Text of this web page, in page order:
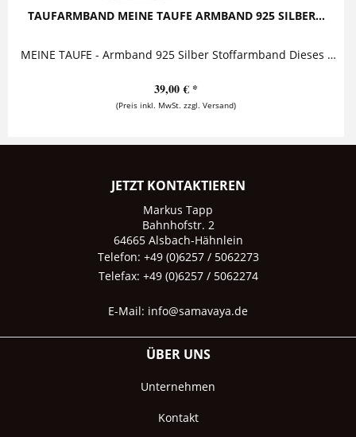
TAUFARMBAND MEINE TAUFE ARMBAND 925 SILBER...
MEINE TAUFE - Armband 925 Silber Stoffarmband Dieses niedliche Armband zur Taufe besteht aus einem personalisierten Anhänger an einem Armband...
39,00 € *
(Preis inkl. MwSt. zzgl. Versand)
JETZT KONTAKTIEREN
Markus Tapp
Bahnhofstr. 2
64665 Alsbach-Hähnlein
Telefon: +49 (0)6257 / 5062273
Telefax: +49 (0)6257 / 5062274
E-Mail: info@samavaya.de
ÜBER UNS
Unternehmen
Kontakt